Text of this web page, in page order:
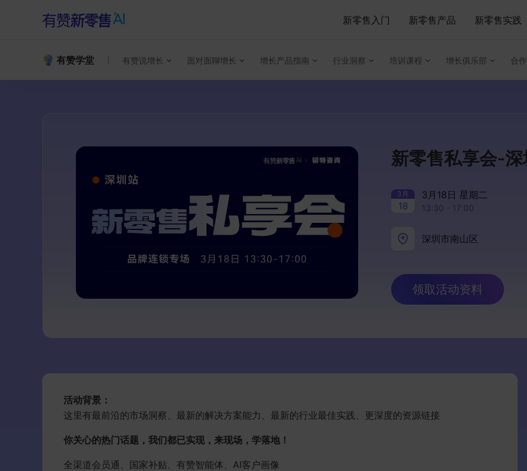
新零售入门 新零售产品 新零售实践
有赞学堂 有赞说增长 面对面聊增长 增长产品指南 行业洞察 培训课程 增长俱乐部 合
新零售私享会-
3 月
18
3月18日 星期二
13:30 - 17:00
深圳市南山区
领取活动资料
活动背景：
这里有最前沿的市场洞察、最新的解决方案能力、最新的行业最佳实践、更深度的资源链接
你关心的热门话题，我们都已实现，来现场，学落地！
全渠道会员通、国家补贴、有赞智能体、AI客户画像